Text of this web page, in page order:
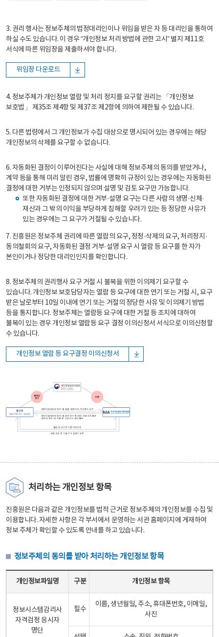
3. 권리 행사는 정보주체의 법정대리인이나 위임을 받은 자 등 대리인을 통하여
하실 수도 있습니다. 이 경우 “개인정보 처리 방법에 관한 고시” 별지 제11호
서식에 따른 위임장을 제출하셔야 합니다.
위임장 다운로드
4. 정보주체가 개인정보 열람 및 처리 정지를 요구할 권리는 「개인정보
보호법」 제35조 제4항 및 제37조 제2항에 의하여 제한될 수 있습니다.
5. 다른 법령에서 그 개인정보가 수집 대상으로 명시되어 있는 경우에는 해당
개인정보의 삭제를 요구할 수 없습니다.
6. 자동화된 결정이 이루어진다는 사실에 대해 정보주체의 동의를 받았거나,
계약 등을 통해 미리 알린 경우, 법률에 명확히 규정이 있는 경우에는 자동화된
결정에 대한 거부는 인정되지 않으며 설명 및 검토 요구만 가능합니다.
또한 자동화된 결정에 대한 거부·설명 요구는 다른 사람의 생명·신체·
재산과 그 밖의 이익을 부당하게 침해할 우려가 있는 등 정당한 사유가
있는 경우에는 그 요구가 거절될 수 있습니다.
7. 진흥원은 정보주체 권리에 따른 열람의 요구, 정정·삭제의 요구, 처리정지·
동의철회의 요구, 자동화된 결정 거부·설명 요구 시 열람 등 요구를 한 자가
본인이거나 정당한 대리인인지를 확인합니다.
8. 정보주체의 권리행사 요구 거절 시 불복을 위한 이의제기 요구할 수
있습니다. 개인정보 보호담당자는 열람 등 요구에 대한 연기 또는 거절 시, 요구
받은 날로부터 10일 이내에 연기 또는 거절의 정당한 사유 및 이의제기 방법
등을 통지합니다. 정보주체는 열람등 요구에 대한 거절 등 조치에 대하여
불복이 있는 경우 개인정보 열람등 요구 결정 이의신청서 서식으로 이의신청할
수 있습니다.
개인정보 열람 등 요구결정 이의신청서
처리하는 개인정보 항목
진흥원은 다음과 같은 개인정보를 법적 근거로 정보주체의 개인정보를 수집 및
이용합니다. 자세한 사항은 각 부서에서 운영하는 서관 홈페이지에 게재하여
정보 주체가 확인할 수 있도록 안내를 하고 있습니다.
정보주체의 동의를 받아 처리하는 개인정보 항목
개인정보파일명 구분 개인정보 항목
정보시스템감리사
자격검정 응시자
명단
필수
이름, 생년월일, 주소, 휴대폰번호, 이메일,
사진